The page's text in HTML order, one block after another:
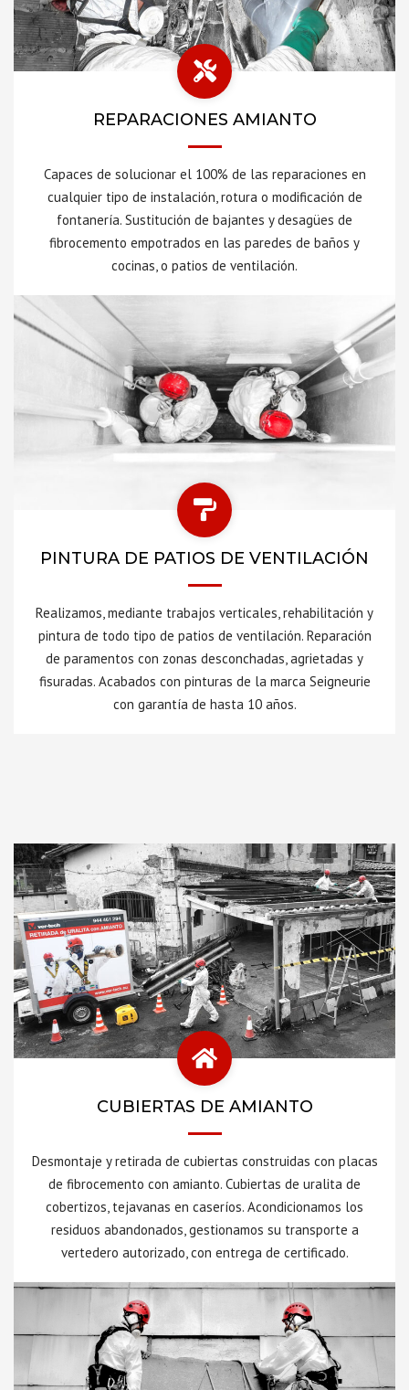
REPARACIONES AMIANTO
Capaces de solucionar el 100% de las reparaciones en
cualquier tipo de instalación, rotura o modificación de
fontanería. Sustitución de bajantes y desagües de
fibrocemento empotrados en las paredes de baños y
cocinas, o patios de ventilación.
PINTURA DE PATIOS DE VENTILACIÓN
Realizamos, mediante trabajos verticales, rehabilitación y
pintura de todo tipo de patios de ventilación. Reparación
de paramentos con zonas desconchadas, agrietadas y
fisuradas. Acabados con pinturas de la marca Seigneurie
con garantía de hasta 10 años.
CUBIERTAS DE AMIANTO
Desmontaje y retirada de cubiertas construidas con placas
de fibrocemento con amianto. Cubiertas de uralita de
cobertizos, tejavanas en caseríos. Acondicionamos los
residuos abandonados, gestionamos su transporte a
vertedero autorizado, con entrega de certificado.